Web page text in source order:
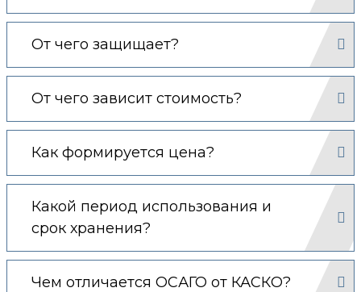
От чего защищает?
От чего зависит стоимость?
Как формируется цена?
Какой период использования и
срок хранения?
Чем отличается ОСАГО от КАСКО?